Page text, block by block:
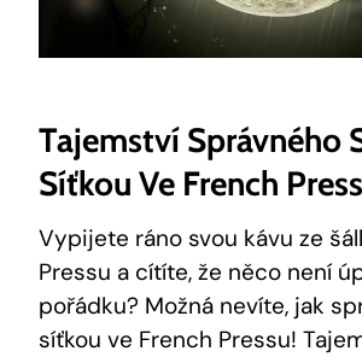
Tajemství Správného
Síťkou Ve French
Vypijete ráno svou kávu ze
Pressu a cítíte, že něco není
pořádku? Možná nevíte, jak
síťkou ve French Pressu!